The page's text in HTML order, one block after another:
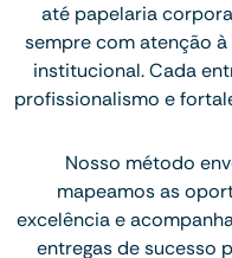
até papelaria
sempre com atenção
institucional. Cada
profissionalismo e
Nosso método
mapeamos as
excelência e
entregas de sucesso